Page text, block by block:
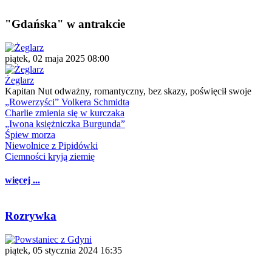
"Gdańska" w antrakcie
piątek, 02 maja 2025 08:00
Żeglarz
Kapitan Nut odważny, romantyczny, bez skazy, poświęcił swoje
„Rowerzyści” Volkera Schmidta
Charlie zmienia się w kurczaka
„Iwona księżniczka Burgunda”
Śpiew morza
Niewolnice z Pipidówki
Ciemności kryją ziemię
więcej ...
Rozrywka
piątek, 05 stycznia 2024 16:35